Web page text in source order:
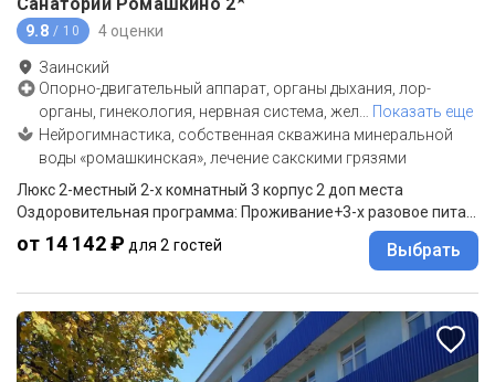
Санаторий Ромашкино 2
9.8 / 10 4 оценки
Заинский
Опорно-двигательный аппарат, органы дыхания, лор-
органы, гинекология, нервная система, жел… Показать еще
Нейрогимнастика, собственная скважина минеральной
воды «ромашкинская», лечение сакскими грязями
Люкс 2-местный 2-х комнатный 3 корпус 2 доп места
Оздоровительная программа: Проживание+3-х разовое питание(заказное меню)
от 14 142 ₽ для 2 гостей Выбрать